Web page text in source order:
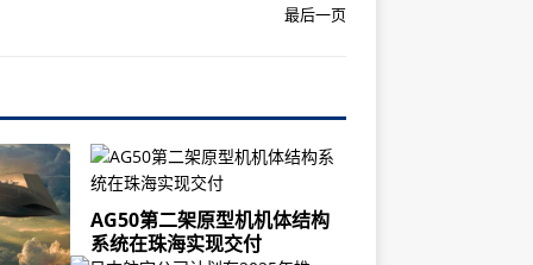
最后一页
AG50第二架原型机机体结构
系统在珠海实现交付